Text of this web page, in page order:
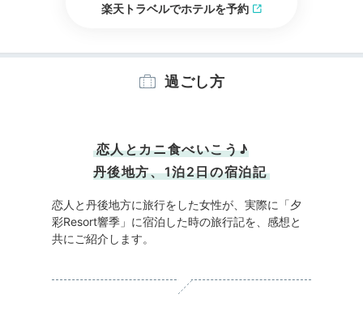
楽天トラベルでホテルを予約
過ごし方
恋人とカニ食べいこう♪
丹後地方、1泊2日の宿泊記
恋人と丹後地方に旅行をした女性が、実際に「夕
彩Resort響季」に宿泊した時の旅行記を、感想と
共にご紹介します。